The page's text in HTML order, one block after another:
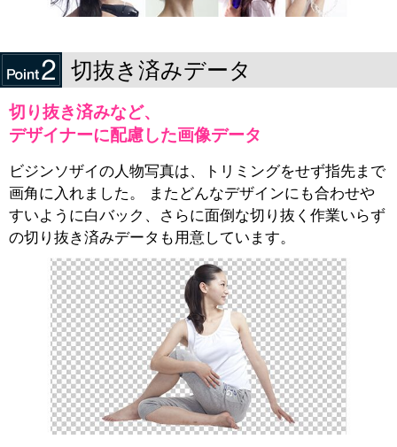
切抜き済みデータ
切り抜き済みなど、
デザイナーに配慮した画像データ
ビジンソザイの人物写真は、トリミングをせず指先まで
画角に入れました。 またどんなデザインにも合わせや
すいように白バック、さらに面倒な切り抜く作業いらず
の切り抜き済みデータも用意しています。